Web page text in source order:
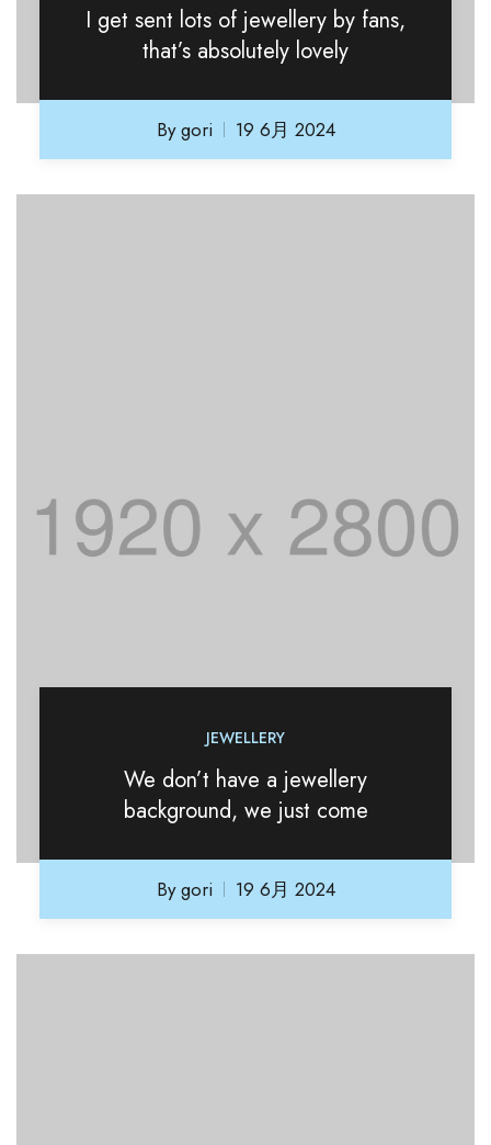
I get sent lots of jewellery by fans,
that’s absolutely lovely
Bygori 19 6月 2024
JEWELLERY
We don’t have a jewellery
background, we just come
Bygori 19 6月 2024